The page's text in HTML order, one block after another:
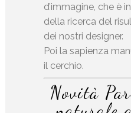
d’immagine, che è
della ricerca del
dei nostri designer.
Poi la sapienza
il cerchio.
Novità